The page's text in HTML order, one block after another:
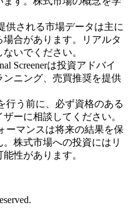
供される市場データは主に
合があります。リアルタ
いでください。
Screenerは投資アドバイ
ニング、売買推奨を提供
行う前に、必ず資格のある
ーに相談してください。
ーマンスは将来の結果を保
株式市場への投資にはリ
性があります。